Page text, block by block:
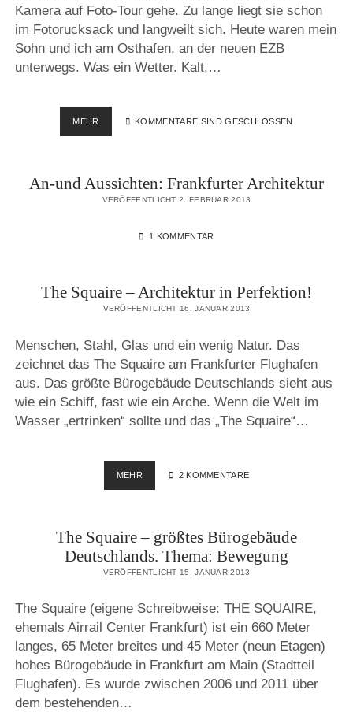
Kamera auf Foto-Tour gehe. Zu lange liegt sie schon
im Fotorucksack und langweilt sich. Heute waren mein
Sohn und ich am Osthafen, an der neuen EZB
unterwegs. Was ein Wetter. Kalt,…
MEHR HAFENPARKKOMMENTARE SIND GESCHLOSSEN
An-und Aussichten: Frankfurter Architektur
VERÖFFENTLICHT 2. FEBRUAR 2013
1 KOMMENTAR
The Squaire – Architektur in Perfektion!
VERÖFFENTLICHT 16. JANUAR 2013
Menschen, Stahl, Glas und ein wenig Natur. Das
zeichnet das The Squaire am Frankfurter Flughafen
aus. Das größte Bürogebäude Deutschlands sieht aus
wie ein Schiff, fast wie ein Arche. Wenn die Welt im
Wasser „ertrinken“ sollte und das „The Squaire“…
MEHRTHE
SQUAIRE
PERFEKTION!
2 KOMMENTARE
The Squaire – größtes Bürogebäude
Deutschlands. Thema: Bewegung
VERÖFFENTLICHT 15. JANUAR 2013
The Squaire (eigene Schreibweise: THE SQUAIRE,
ehemals Airrail Center Frankfurt) ist ein 660 Meter
langes, 65 Meter breites und 45 Meter (neun Etagen)
hohes Bürogebäude in Frankfurt am Main (Stadtteil
Flughafen). Es wurde zwischen 2006 und 2011 über
dem bestehenden…